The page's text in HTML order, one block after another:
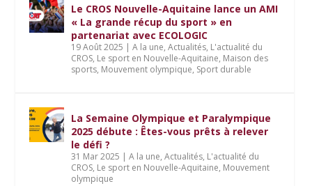
Le CROS Nouvelle-Aquitaine lance un AMI
« La grande récup du sport » en
partenariat avec ECOLOGIC
19 Août 2025 |A la une,Actualités, L'actualité du
CROS, Le sport en Nouvelle-Aquitaine, Maison des
sports, Mouvement olympique, Sport durable
La Semaine Olympique et Paralympique
2025 débute : Êtes-vous prêts à relever
le défi ?
31 Mar 2025 |A la une,Actualités, L'actualité du
CROS, Le sport en Nouvelle-Aquitaine, Mouvement
olympique